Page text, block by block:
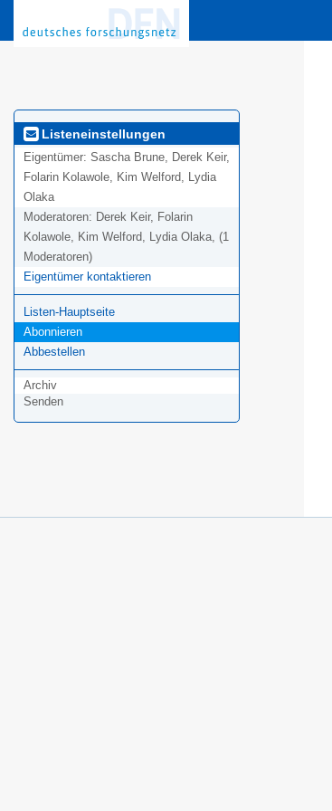
Listeneinstellungen
Eigentümer: Sascha Brune, Derek Keir,
Folarin Kolawole, Kim Welford, Lydia
Olaka
Moderatoren: Derek Keir, Folarin
Kolawole, Kim Welford, Lydia Olaka, (1
Moderatoren)
Eigentümer kontaktieren
Listen-Hauptseite
Abonnieren
Abbestellen
Archiv
Senden